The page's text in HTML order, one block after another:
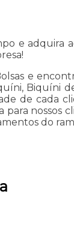
e adquira
e
Biquíni
de cada
nossos
do